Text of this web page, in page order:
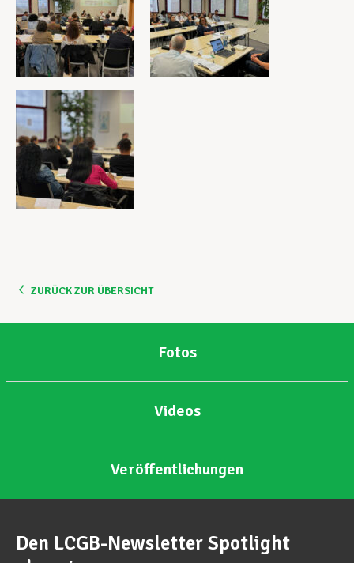
ZURÜCK ZUR ÜBERSICHT
Fotos
Videos
Veröffentlichungen
Den LCGB-Newsletter Spotlight